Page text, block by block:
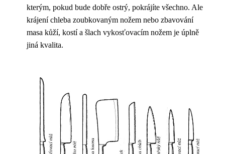
kterým, pokud bude dobře ostrý, pokrájíte všechno. Ale
krájení chleba zoubkovaným nožem nebo zbavování
masa kůží, kostí a šlach vykosťovacím nožem je úplně
jiná kvalita.